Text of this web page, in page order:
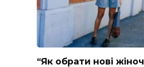
“Як обрати нові